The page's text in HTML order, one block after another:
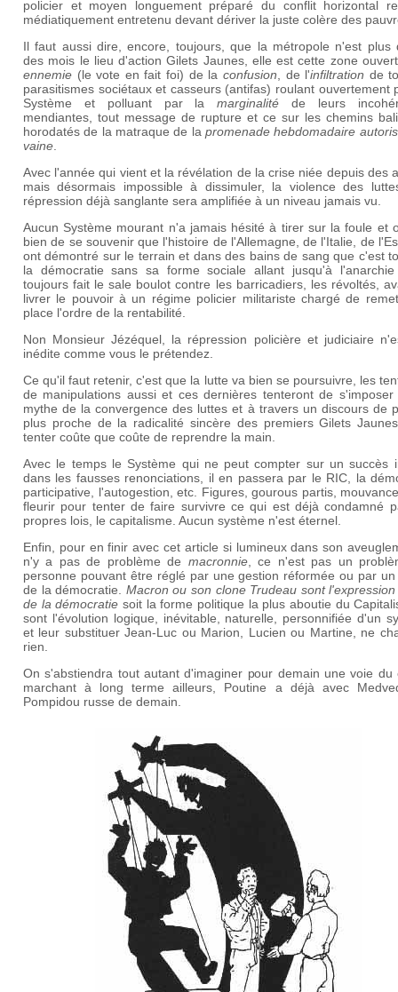
policier et moyen longuement préparé du conflit horizontal
médiatiquement entretenu devant dériver la juste colère des
Il faut aussi dire, encore, toujours, que la métropole n'est plus
des mois le lieu d'action Gilets Jaunes, elle est cette zone
ennemie (le vote en fait foi) de la confusion , de l'infiltration de
parasitismes sociétaux et casseurs (antifas) roulant ouvertement
Système et polluant par lamarginalité de leurs
mendiantes, tout message de rupture et ce sur les chemins
horodatés de la matraque de la promenade hebdomadaire
vaine
Avec l'année qui vient et la révélation de la crise niée depuis des
mais désormais impossible à dissimuler, la violence des
répression déjà sanglante sera amplifiée à un niveau jamais vu.
Aucun Système mourant n'a jamais hésité à tirer sur la foule et
bien de se souvenir que l'histoire de l'Allemagne, de l'Italie, de
ont démontré sur le terrain et dans des bains de sang que c'est
la démocratie sans sa forme sociale allant jusqu'à
toujours fait le sale boulot contre les barricadiers, les révoltés,
livrer le pouvoir à un régime policier militariste chargé de
place l'ordre de la rentabilité.
Non Monsieur Jézéquel, la répression policière et judiciaire
inédite comme vous le prétendez.
Ce qu'il faut retenir, c'est que la lutte va bien se poursuivre, les
de manipulations aussi et ces dernières tenteront de
mythe de la convergence des luttes et à travers un discours de
plus proche de la radicalité sincère des premiers Gilets
tenter coûte que coûte de reprendre la main.
Avec le temps le Système qui ne peut compter sur un succès
dans les fausses renonciations, il en passera par le RIC, la
participative, l'autogestion, etc. Figures, gourous partis,
fleurir pour tenter de faire survivre ce qui est déjà condamné
propres lois, le capitalisme. Aucun système n'est éternel.
Enfin, pour en finir avec cet article si lumineux dans son
n'y a pas de problème de macronnie , ce n'est pas un
personne pouvant être réglé par une gestion réformée ou par
de la démocratie. Macron ou son clone Trudeau sont
de la démocratie soit la forme politique la plus aboutie du
sont l'évolution logique, inévitable, naturelle, personnifiée d'un
et leur substituer Jean-Luc ou Marion, Lucien ou Martine, ne
rien.
On s'abstiendra tout autant d'imaginer pour demain une voie du
marchant à long terme ailleurs, Poutine a déjà avec
Pompidou russe de demain.